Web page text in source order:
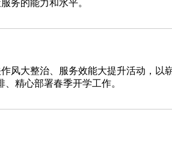
务的能力和水平。
风大整治、服务效能大提升活动，以
精心部署春季开学工作。